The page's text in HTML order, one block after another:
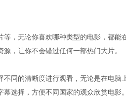
，无论你喜欢哪种类型的电影，都能
，让你不会错过任何一部热门大片。
同的清晰度进行观看，无论是在电脑
选择，方便不同国家的观众欣赏电影。